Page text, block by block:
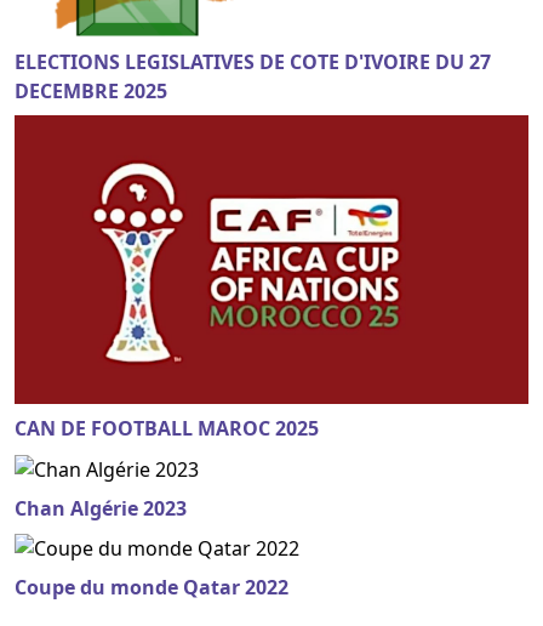
ELECTIONS LEGISLATIVES DE COTE D'IVOIRE DU 27
DECEMBRE 2025
CAN DE FOOTBALL MAROC 2025
Chan Algérie 2023
Coupe du monde Qatar 2022